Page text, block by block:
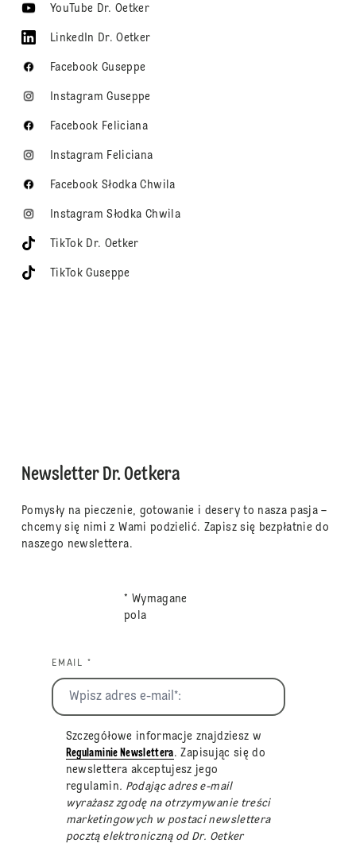
YouTube Dr. Oetker
LinkedIn Dr. Oetker
Facebook Guseppe
Instagram Guseppe
Facebook Feliciana
Instagram Feliciana
Facebook Słodka Chwila
Instagram Słodka Chwila
TikTok Dr. Oetker
TikTok Guseppe
Newsletter Dr. Oetkera
Pomysły na pieczenie, gotowanie i desery to nasza pasja –
chcemy się nimi z Wami podzielić. Zapisz się bezpłatnie do
naszego newslettera.
* Wymagane
pola
EMAIL *
Szczegółowe informacje znajdziesz w
Regulaminie Newslettera. Zapisując się do
newslettera akceptujesz jego
regulamin. Podając adres e-mail
wyrażasz zgodę na otrzymywanie treści
marketingowych w postaci newslettera
pocztą elektroniczną od Dr. Oetker